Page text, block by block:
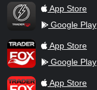
TraderFox Flash
App Store
Google Play
TraderFox AppApp Store
Google Play
TraderFox ProApp Store